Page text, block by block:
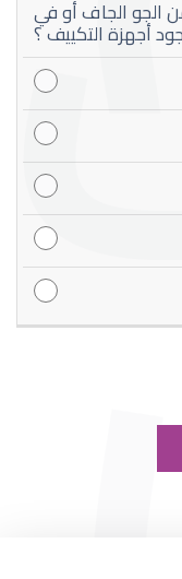
الجو الجاف أو في
أجهزة التكييف ؟